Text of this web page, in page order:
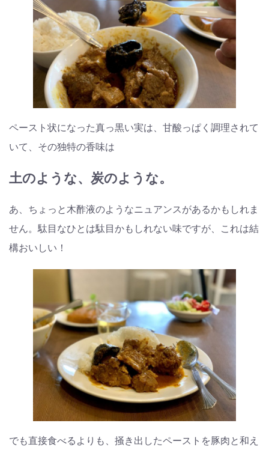
ペースト状になった真っ黒い実は、甘酸っぱく調理されて
いて、その独特の香味は
土のような、炭のような。
あ、ちょっと木酢液のようなニュアンスがあるかもしれま
せん。駄目なひとは駄目かもしれない味ですが、これは結
構おいしい！
でも直接食べるよりも、掻き出したペーストを豚肉と和え